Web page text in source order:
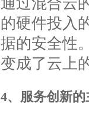
的硬件投入
据的安全性
变成了云上
4、服务创新